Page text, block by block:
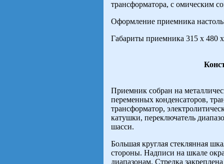
трансформатора, с омическим
Оформление приемника
Габариты приемника 315 х 480
Приемник собран на
переменных конденсаторов,
трансформатор,
катушки, переключатель
шасси.
Большая круглая стеклянная
стороны. Надписи на шкале
диапазонам. Стрелка